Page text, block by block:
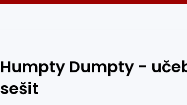
Humpty Dumpty -
sešit